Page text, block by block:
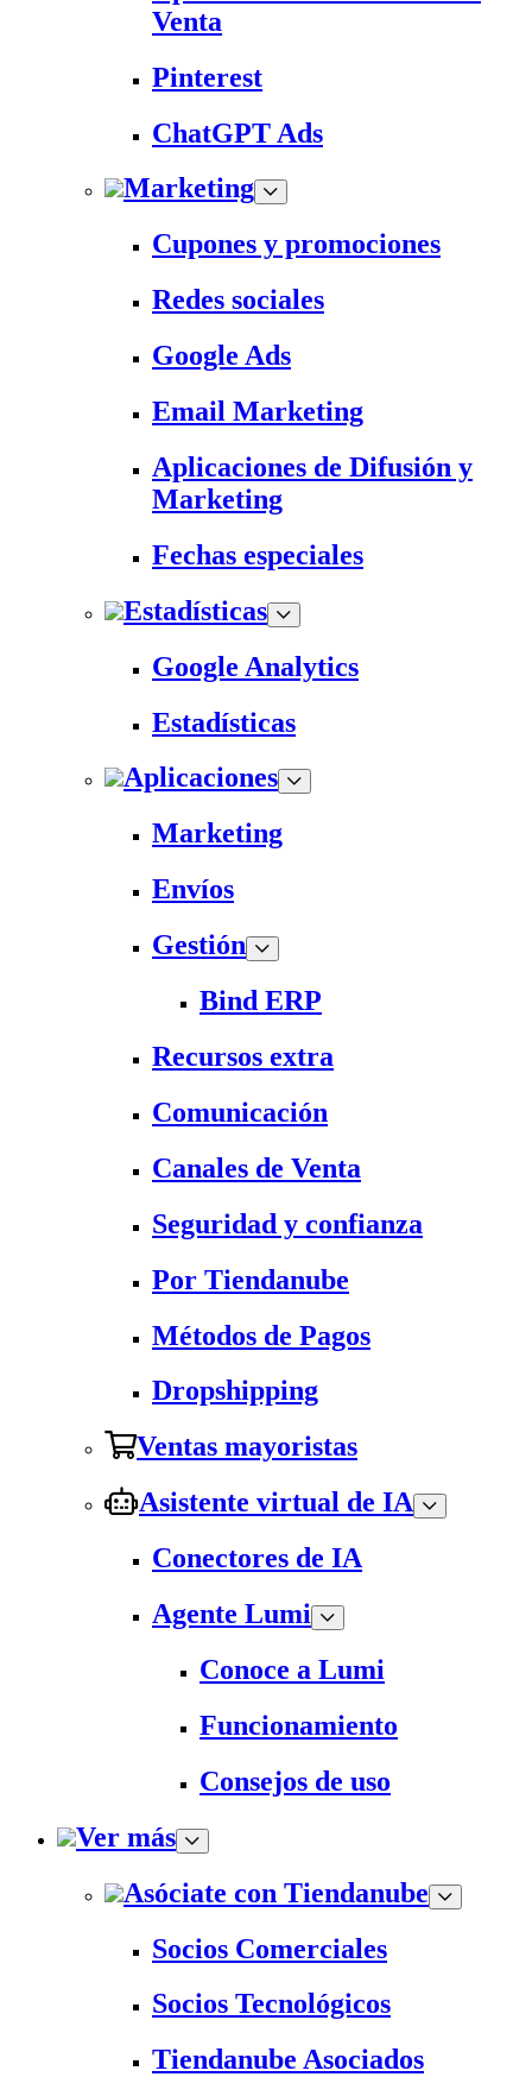
Venta
Pinterest
ChatGPT Ads
Marketing
Cupones y promociones
Redes sociales
Google Ads
Email Marketing
Aplicaciones de Difusión y
Marketing
Fechas especiales
Estadísticas
Google Analytics
Estadísticas
Aplicaciones
Marketing
Envíos
Gestión
Bind ERP
Recursos extra
Comunicación
Canales de Venta
Seguridad y confianza
Por Tiendanube
Métodos de Pagos
Dropshipping
Ventas mayoristas
Asistente virtual de IA
Conectores de IA
Agente Lumi
Conoce a Lumi
Funcionamiento
Consejos de uso
Ver más
Asóciate con Tiendanube
Socios Comerciales
Socios Tecnológicos
Tiendanube Asociados